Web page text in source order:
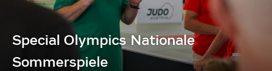
Special Olympics Nationale
Sommerspiele